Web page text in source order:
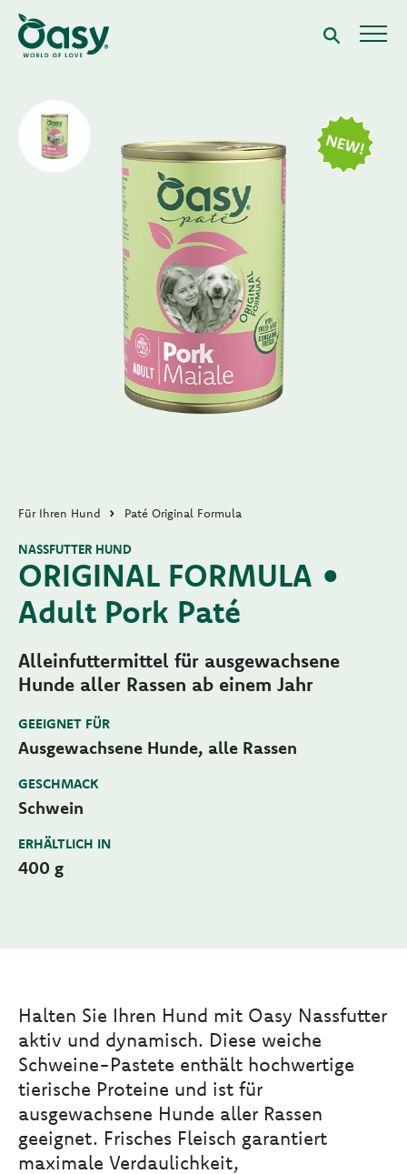
Für Ihren Hund Paté Original Formula
ORIGINAL FORMULA •
Adult Pork Paté
NASSFUTTER HUND
Alleinfuttermittel für ausgewachsene
Hunde aller Rassen ab einem Jahr
GEEIGNET FÜR
Ausgewachsene Hunde, alle Rassen
GESCHMACK
Schwein
ERHÄLTLICH IN
400 g
Halten Sie Ihren Hund mit Oasy Nassfutter
aktiv und dynamisch. Diese weiche
Schweine-Pastete enthält hochwertige
tierische Proteine und ist für
ausgewachsene Hunde aller Rassen
geeignet. Frisches Fleisch garantiert
maximale Verdaulichkeit,